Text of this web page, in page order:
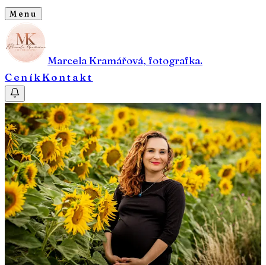
Menu
Marcela Kramářová, fotografka.
CeníkKontakt